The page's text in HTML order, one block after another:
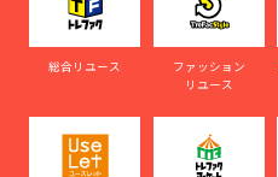
総合リユース
ファッション
リユース